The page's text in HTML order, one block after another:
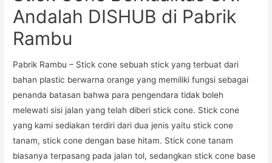
Andalah DISHUB di Pabrik
Rambu
Pabrik Rambu – Stick cone sebuah stick yang terbuat dari
bahan plastic berwarna orange yang memiliki fungsi sebagai
penanda batasan bahwa para pengendara tidak boleh
melewati sisi jalan yang telah diberi stick cone. Stick cone
yang kami sediakan terdiri dari dua jenis yaitu stick cone
tanam, stick cone dengan base hitam. Stick cone tanam
biasanya terpasang pada jalan tol, sedangkan stick cone base